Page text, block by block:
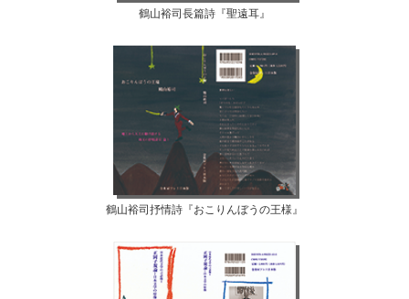
鶴山裕司長篇詩『聖遠耳』
鶴山裕司抒情詩『おこりんぼうの王様』